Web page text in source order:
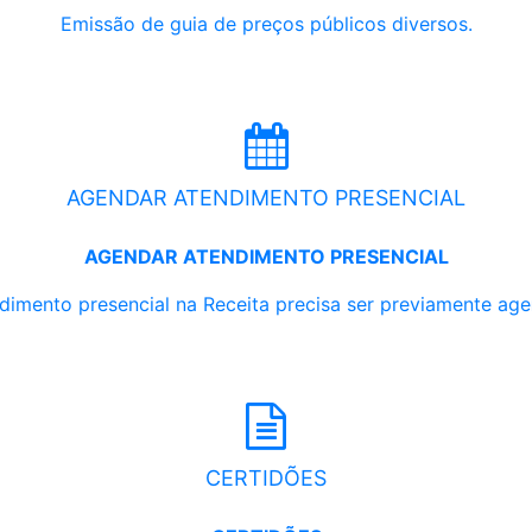
Emissão de guia de preços públicos diversos.
AGENDAR ATENDIMENTO PRESENCIAL
AGENDAR ATENDIMENTO PRESENCIAL
presencial na Receita precisa ser previamente
CERTIDÕES